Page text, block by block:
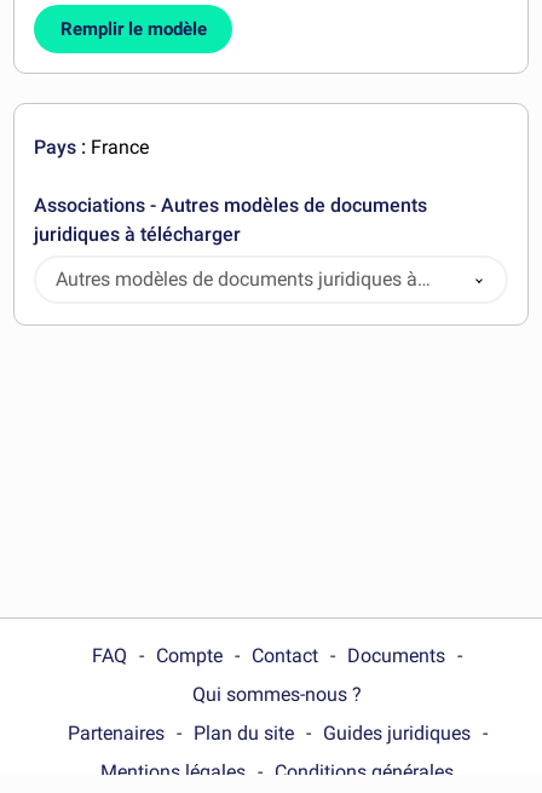
Remplir le modèle
Pays : France
Associations - Autres modèles de documents
juridiques à télécharger
Autres modèles de documents juridiques à
télécharger
FAQ Compte Contact
Documents
Qui sommes-nous ?
Partenaires
Plan du site
Guides juridiques
Mentions légales
Conditions générales